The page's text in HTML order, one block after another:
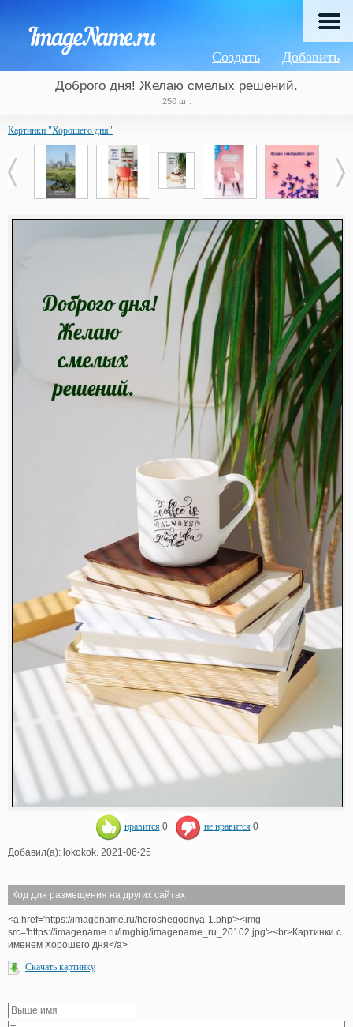
Добавить
Создать
Доброго дня! Желаю смелых решений.
250 шт.
Картинки "Хорошего дня"
нравится 0 не нравится 0
Добавил(а): lokokok. 2021-06-25
Код для размещения на других сайтах
<a href='https://imagename.ru/horoshegodnya-1.php'><img
src='https://imagename.ru/imgbig/imagename_ru_20102.jpg'><br>Картинки с
именем Хорошего дня</a>
Скачать картинку